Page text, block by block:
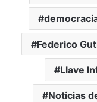
Federico
Llave
Noticias